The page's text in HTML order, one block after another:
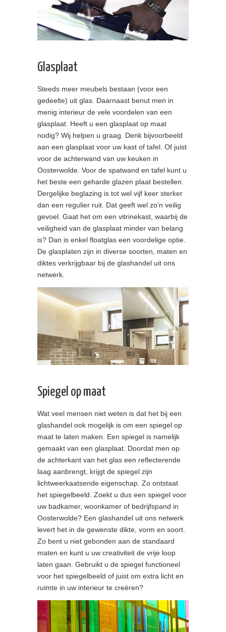
Glasplaat
Steeds meer meubels bestaan (voor een
gedeelte) uit glas. Daarnaast benut men in
menig interieur de vele voordelen van een
glasplaat. Heeft u een glasplaat op maat
nodig? Wij helpen u graag. Denk bijvoorbeeld
aan een glasplaat voor uw kast of tafel. Of juist
voor de achterwand van uw keuken in
Oosterwolde. Voor de spatwand en tafel kunt u
het beste een geharde glazen plaat bestellen.
Dergelijke beglazing is tot wel vijf keer sterker
dan een regulier ruit. Dat geeft wel zo’n veilig
gevoel. Gaat het om een vitrinekast, waarbij de
veiligheid van de glasplaat minder van belang
is? Dan is enkel floatglas een voordelige optie.
De glasplaten zijn in diverse soorten, maten en
diktes verkrijgbaar bij de glashandel uit ons
netwerk.
Spiegel op maat
Wat veel mensen niet weten is dat het bij een
glashandel ook mogelijk is om een spiegel op
maat te laten maken. Een spiegel is namelijk
gemaakt van een glasplaat. Doordat men op
de achterkant van het glas een reflecterende
laag aanbrengt, krijgt de spiegel zijn
lichtweerkaatsende eigenschap. Zo ontstaat
het spiegelbeeld. Zoekt u dus een spiegel voor
uw badkamer, woonkamer of bedrijfspand in
Oosterwolde? Een glashandel uit ons netwerk
levert het in de gewenste dikte, vorm en soort.
Zo bent u niet gebonden aan de standaard
maten en kunt u uw creativiteit de vrije loop
laten gaan. Gebruikt u de spiegel functioneel
voor het spiegelbeeld of juist om extra licht en
ruimte in uw interieur te creëren?